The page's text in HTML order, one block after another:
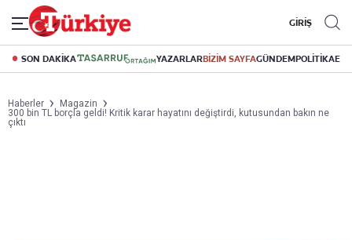
GİRİŞ
SON DAKİKA YAZARLARBİZİM SAYFAGÜNDEMPOLİTİKA
Haberler
Magazin
300 bin TL borçla geldi! Kritik karar hayatını değiştirdi, kutusundan bakın ne
çıktı